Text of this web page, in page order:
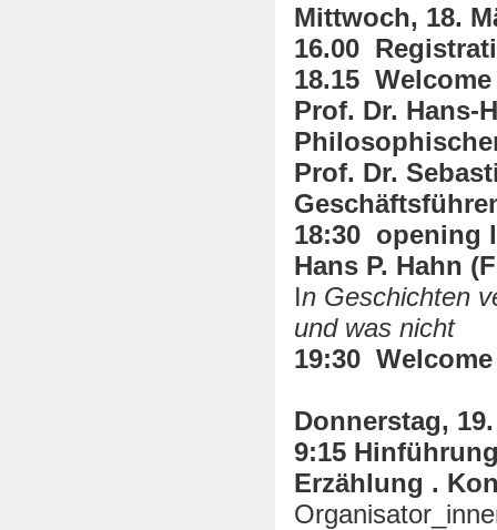
Mittwoch, 18.
16.00
18.15 Welcome
Prof. Dr. Hans-
Prof. Dr.
18:30 opening
Hans P. Hahn
In Geschichten
und was nicht
19:30
Donnerstag,
9:15
Erzählung .